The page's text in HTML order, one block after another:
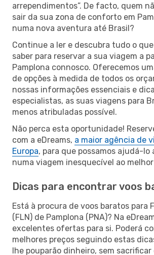
arrependimentos”. De facto, quem
sair da sua zona de conforto em
numa nova aventura até Brasil?
Continue a ler e descubra tudo o
saber para reservar a sua viagem a
Pamplona connosco. Oferecemos
de opções à medida de todos os
nossas informações essenciais e
especialistas, as suas viagens para
menos atribuladas possível.
Não perca esta oportunidade!
com a eDreams, a maior agência de
Europa, para que possamos ajudá-lo
numa viagem inesquecível ao
Dicas para encontrar voos
Está à procura de voos baratos para
(FLN) de Pamplona (PNA)? Na
excelentes ofertas para si. Poderá
melhores preços seguindo estas
lhe pouparão dinheiro, sem sacrificar